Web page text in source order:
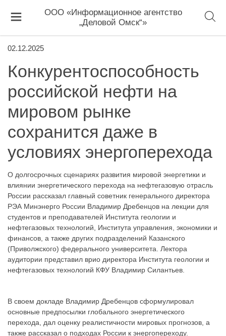
ООО «Информационное агентство
„Деловой Омск“»
02.12.2025
Конкурентоспособность
российской нефти на
мировом рынке
сохранится даже в
условиях энергоперехода
О долгосрочных сценариях развития мировой энергетики и
влиянии энергетического перехода на нефтегазовую отрасль
России рассказал главный советник генерального директора
РЭА Минэнерго России Владимир Дребенцов на лекции для
студентов и преподавателей Института геологии и
нефтегазовых технологий, Института управления, экономики и
финансов, а также других подразделений Казанского
(Приволжского) федерального университета. Лектора
аудитории представил врио директора Института геологии и
нефтегазовых технологий КФУ Владимир Силантьев.
В своем докладе Владимир Дребенцов сформулировал
основные предпосылки глобального энергетического
перехода, дал оценку реалистичности мировых прогнозов, а
также рассказал о подходах России к энергопереходу.